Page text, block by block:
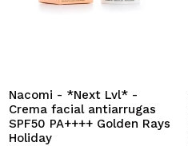
Nacomi - *Next Lvl* -
Crema facial antiarrugas
SPF50 PA++++ Golden Rays
Holiday